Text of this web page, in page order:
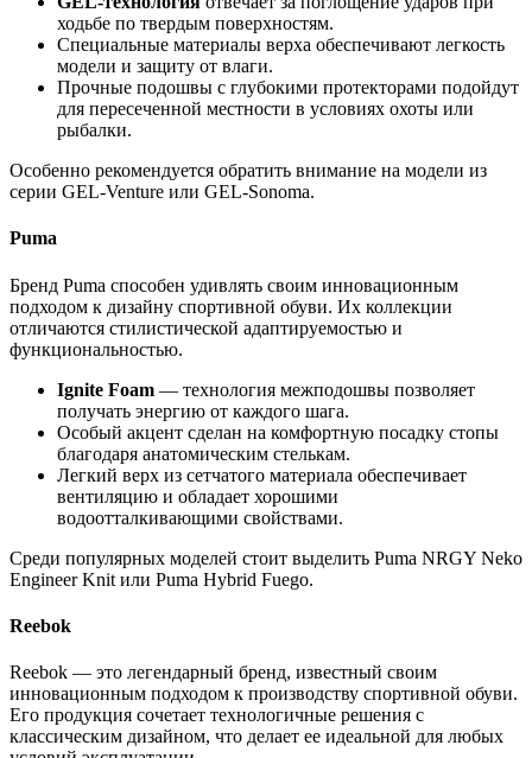
ходьбе по твердым поверхностям.
Специальные материалы верха обеспечивают легкость
модели и защиту от влаги.
Прочные подошвы с глубокими протекторами подойдут
для пересеченной местности в условиях охоты или
рыбалки.
Особенно рекомендуется обратить внимание на модели из
серии GEL-Venture или GEL-Sonoma.
Puma
Бренд Puma способен удивлять своим инновационным
подходом к дизайну спортивной обуви. Их коллекции
отличаются стилистической адаптируемостью и
функциональностью.
Ignite Foam — технология межподошвы позволяет
получать энергию от каждого шага.
Особый акцент сделан на комфортную посадку стопы
благодаря анатомическим стелькам.
Легкий верх из сетчатого материала обеспечивает
вентиляцию и обладает хорошими
водоотталкивающими свойствами.
Среди популярных моделей стоит выделить Puma NRGY Neko
Engineer Knit или Puma Hybrid Fuego.
Reebok
Reebok — это легендарный бренд, известный своим
инновационным подходом к производству спортивной обуви.
Его продукция сочетает технологичные решения с
классическим дизайном, что делает ее идеальной для любых